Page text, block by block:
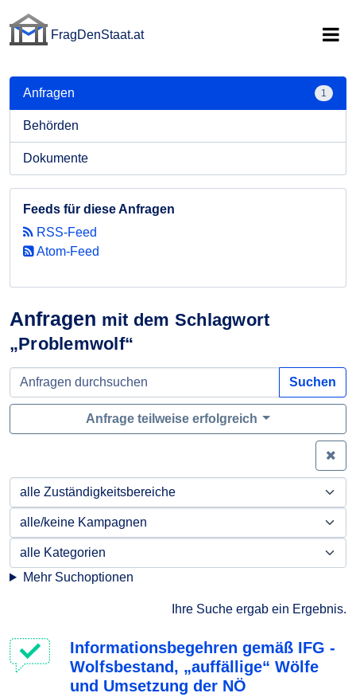
FragDenStaat.at
Anfragen mit dem Schlagwort
„Problemwolf“
Suchen
Anfrage teilweise erfolgreich
Mehr Suchoptionen
Ihre Suche ergab ein Ergebnis.
Informationsbegehren gemäß IFG -
Wolfsbestand, „auffällige“ Wölfe
und Umsetzung der NÖ
Anfragen 1
Behörden
Dokumente
Feeds für diese Anfragen
RSS-Feed
Atom-Feed